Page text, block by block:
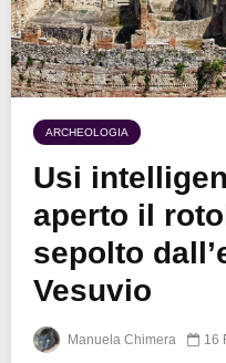
ARCHEOLOGIA
Usi
aperto il
sepolto
Vesuvio
Manuela Chimera 16